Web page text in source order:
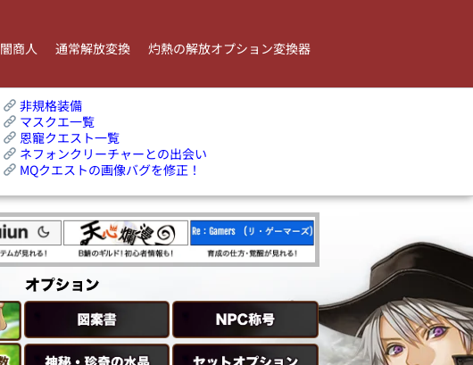
闇商人 通常解放変換 灼熱の解放オプション変換器
非規格装備
マスクエ一覧
恩寵クエスト一覧
ネフォンクリーチャーとの出会い
MQクエストの画像バグを修正！